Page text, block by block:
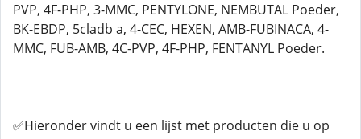
PVP, 4F-PHP, 3-MMC, PENTYLONE, NEMBUTAL Poeder,
BK-EBDP, 5cladb a, 4-CEC, HEXEN, AMB-FUBINACA, 4-
MMC, FUB-AMB, 4C-PVP, 4F-PHP, FENTANYL Poeder.
✅Hieronder vindt u een lijst met producten die u op